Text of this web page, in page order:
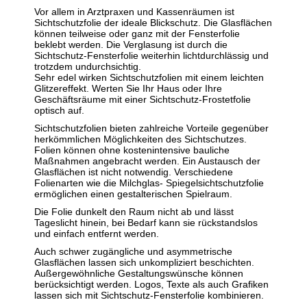
Vor allem in Arztpraxen und Kassenräumen ist
Sichtschutzfolie der ideale Blickschutz. Die Glasflächen
können teilweise oder ganz mit der Fensterfolie
beklebt werden. Die Verglasung ist durch die
Sichtschutz-Fensterfolie weiterhin lichtdurchlässig und
trotzdem undurchsichtig.
Sehr edel wirken Sichtschutzfolien mit einem leichten
Glitzereffekt. Werten Sie Ihr Haus oder Ihre
Geschäftsräume mit einer Sichtschutz-Frostetfolie
optisch auf.
Sichtschutzfolien bieten zahlreiche Vorteile gegenüber
herkömmlichen Möglichkeiten des Sichtschutzes.
Folien können ohne kostenintensive bauliche
Maßnahmen angebracht werden. Ein Austausch der
Glasflächen ist nicht notwendig. Verschiedene
Folienarten wie die Milchglas- Spiegelsichtschutzfolie
ermöglichen einen gestalterischen Spielraum.
Die Folie dunkelt den Raum nicht ab und lässt
Tageslicht hinein, bei Bedarf kann sie rückstandslos
und einfach entfernt werden.
Auch schwer zugängliche und asymmetrische
Glasflächen lassen sich unkompliziert beschichten.
Außergewöhnliche Gestaltungswünsche können
berücksichtigt werden. Logos, Texte als auch Grafiken
lassen sich mit Sichtschutz-Fensterfolie kombinieren.